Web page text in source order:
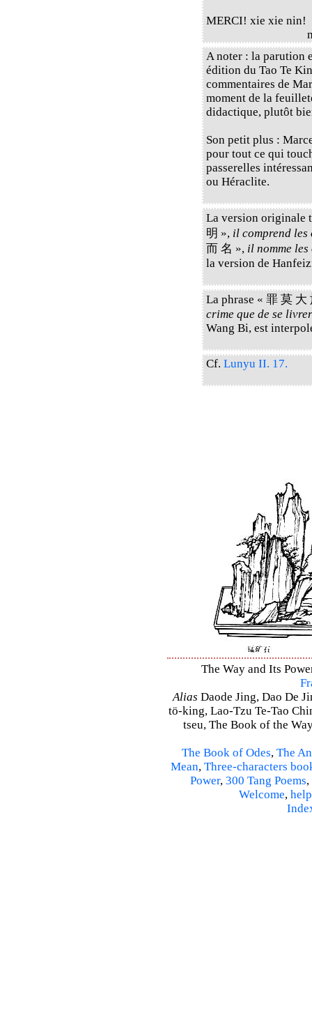
MERCI! xie xie nin!
A noter : la parution
édition du Tao Te
commentaires de
moment de la
didactique, plutôt
Son petit plus :
pour tout ce qui
passerelles
ou Héraclite.
La version originale
明 », il comprend les
而 名 », il nomme
la version de
La phrase « 罪 莫
crime que de se
Wang Bi, est
Cf. Lunyu II. 17.
The Way and Its
Alias Daode Jing, Dao De
tö-king, Lao-Tzu Te-Tao
tseu, The Book of the
The Book of Odes, The
Mean, Three-characters
Power, 300 Tang Poems,
Welcome, help